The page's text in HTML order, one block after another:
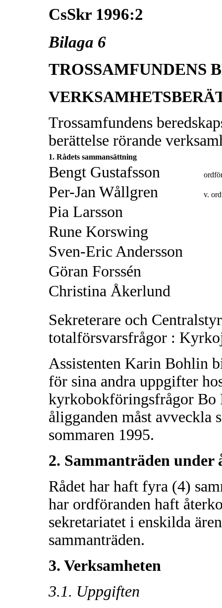
CsSkr 1996:2
Bilaga 6
TROSSAMFUNDENS
Trossamfundens
berättelse rörande
1. Rådets sammansättning
Bengt Gustafsson
Per-Jan Wållgren v.
Pia Larsson
Rune Korswing
Sven-Eric Andersson
Göran Forssén
Christina Åkerlund
Sekreterare och
totalförsvarsfrågor :
Assistenten Karin Bohlin
för sina andra uppgifter
kyrkobokföringsfrågor Bo
åligganden måst avveckla
sommaren 1995.
2. Sammanträden under
Rådet har haft fyra (4)
har ordföranden haft
sekretariatet i enskilda
sammanträden.
3. Verksamheten
3.1. Uppgiften